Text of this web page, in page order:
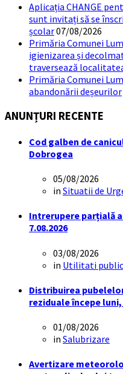
Aplicația CHANGE
sunt invitați să se
școlar07/08/2026
Primăria Comunei
igienizarea și
traversează
Primăria Comunei
abandonării deșeurilor
ANUNȚURI RECENTE
Cod galben de
Dobrogea
05/08/2026
in Situatii de
Intrerupere parțială
7.08.2026
03/08/2026
in Utilitati
Distribuirea
reziduale începe
01/08/2026
in Salubrizare
Avertizare